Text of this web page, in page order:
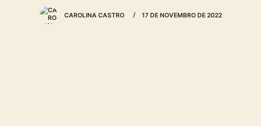
CAROLINA CASTRO 17 DE NOVEMBRO DE 2022